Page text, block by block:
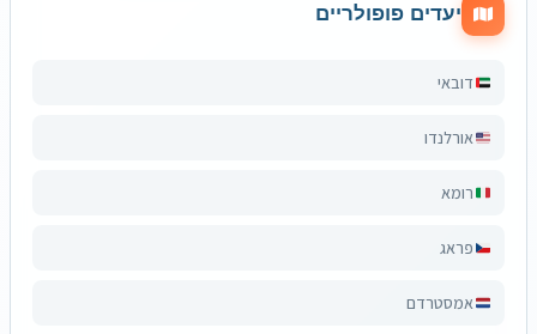
יעדים פופולריים
דובאי
אורלנדו
רומא
פראג
אמסטרדם